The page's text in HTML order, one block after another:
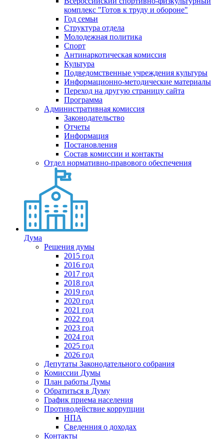
комплекс "Готов к труду и обороне"
Год семьи
Структура отдела
Молодежная политика
Спорт
Антинаркотическая комиссия
Культура
Подведомственные учреждения культуры
Информационно-методические материалы
Переход на другую страницу сайта
Программа
Административная комиссия
Законодательство
Отчеты
Информация
Постановления
Состав комиссии и контакты
Отдел нормативно-правового обеспечения
Дума
Решения думы
2015 год
2016 год
2017 год
2018 год
2019 год
2020 год
2021 год
2022 год
2023 год
2024 год
2025 год
2026 год
Депутаты Законодательного собрания
Комиссии Думы
План работы Думы
Обратиться в Думу
График приема населения
Противодействие коррупции
НПА
Сведенния о доходах
Контакты